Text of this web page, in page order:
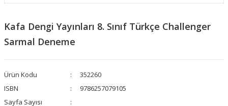
Kafa Dengi Yayınları 8. Sınıf Türkçe Challenger
Sarmal Deneme
Ürün Kodu
352260
ISBN
9786257079105
Sayfa Sayısı